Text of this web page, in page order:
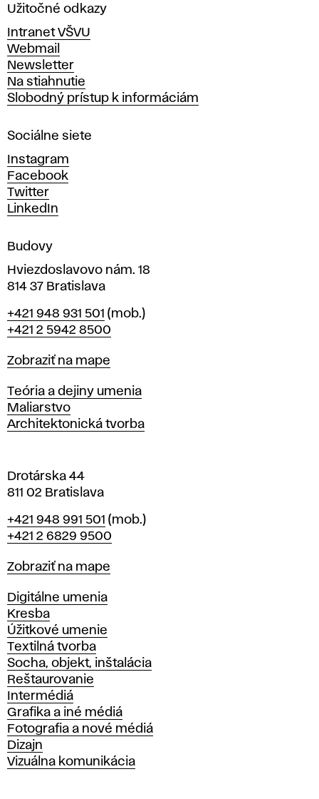
a
ý
t
v
a
r
ý
c
h
u
m
e
í
v
r
a
i
s
l
a
v
Užitočné odkazy
Intranet VŠVU
Webmail
Newsletter
Na stiahnutie
Slobodný prístup k informáciám
Sociálne siete
Instagram
Facebook
Twitter
LinkedIn
Budovy
Hviezdoslavovo nám. 18
814 37 Bratislava
Telefón
+421 948 931 501 (mob.)
+421 2 5942 8500
Mapa
Zobraziť na mape
Katedry
Teória a dejiny umenia
Maliarstvo
Architektonická tvorba
Drotárska 44
811 02 Bratislava
Telefón
+421 948 991 501 (mob.)
+421 2 6829 9500
Mapa
Zobraziť na mape
Katedry
Digitálne umenia
Kresba
Úžitkové umenie
Textilná tvorba
Socha, objekt, inštalácia
Reštaurovanie
Intermédiá
Grafika a iné médiá
Fotografia a nové médiá
Dizajn
Vizuálna komunikácia